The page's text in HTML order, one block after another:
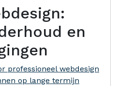
en
professioneel webdesign
op lange termijn